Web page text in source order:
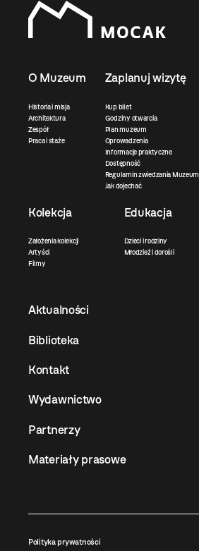
O Muzeum
Historia i misja
Architektura
Zespół
Praca i staże
Zaplanuj wizytę
Kup bilet
Godziny otwarcia
Plan muzeum
Oprowadzenia
Informacje praktyczne
Dostępność
Regulamin zwiedzania Muzeum
Jak dojechać
Kolekcja
Założenia kolekcji
Artyści
Filmy
Edukacja
Dzieci i rodziny
Młodzież i dorośli
Aktualności
Biblioteka
Kontakt
Wydawnictwo
Partnerzy
Materiały prasowe
Polityka prywatności